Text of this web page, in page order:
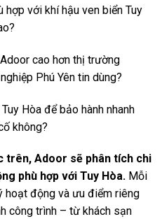
với khí hậu ven biển Tuy
cao hơn thị trường
Phú Yên tin dùng?
Hòa để bảo hành nhanh
không?
trên, Adoor sẽ phân tích chi
phù hợp với Tuy Hòa. Mỗi
hoạt động và ưu điểm riêng
công trình – từ khách sạn